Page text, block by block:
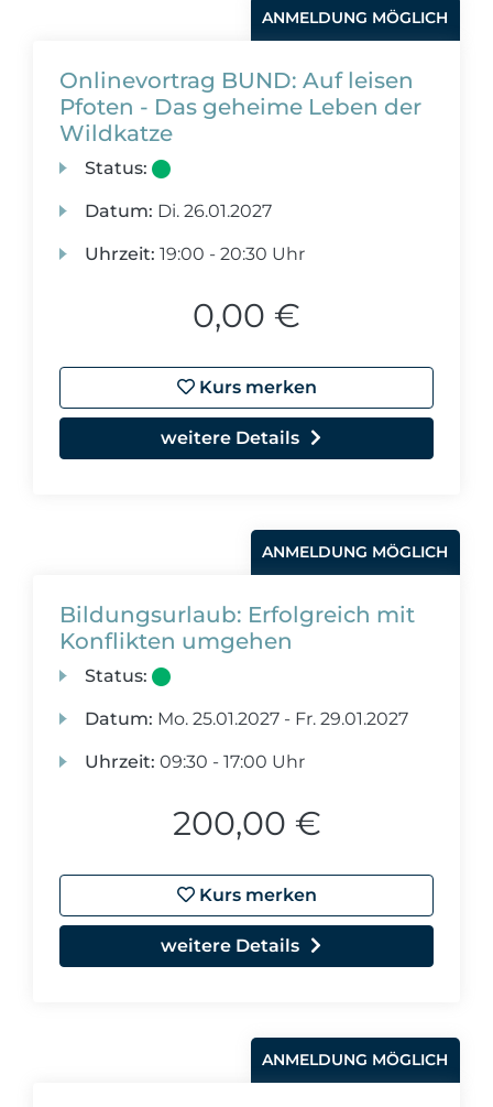
ANMELDUNG MÖGLICH
Onlinevortrag BUND: Auf leisen
Pfoten - Das geheime Leben der
Wildkatze
Status:
Datum: Di. 26.01.2027
Uhrzeit: 19:00 - 20:30 Uhr
0,00 €
Kurs merken
weitere Details
ANMELDUNG MÖGLICH
Bildungsurlaub: Erfolgreich mit
Konflikten umgehen
Status:
Datum: Mo. 25.01.2027 - Fr. 29.01.2027
Uhrzeit: 09:30 - 17:00 Uhr
200,00 €
Kurs merken
weitere Details
ANMELDUNG MÖGLICH